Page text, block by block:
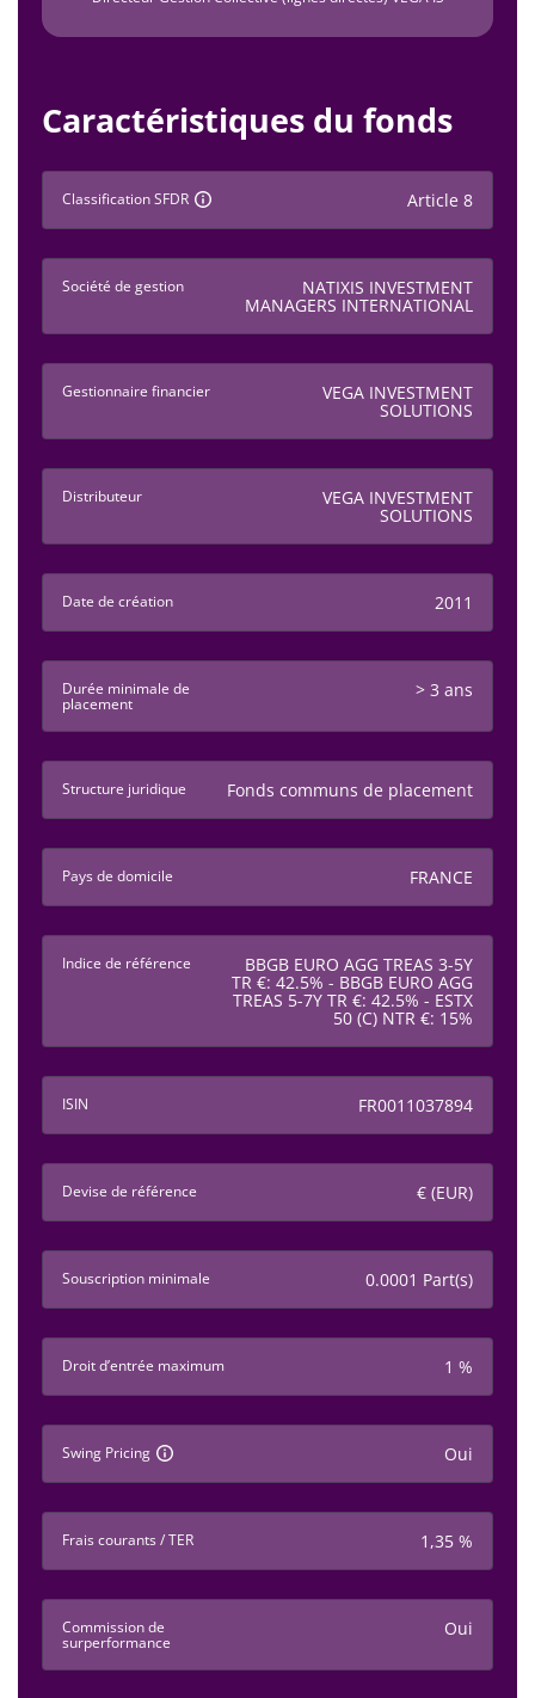
Caractéristiques du fonds
Classification SFDR Article 8
Société de gestion NATIXIS INVESTMENT
MANAGERS INTERNATIONAL
Gestionnaire financier VEGA INVESTMENT
SOLUTIONS
Distributeur VEGA INVESTMENT
SOLUTIONS
Date de création 2011
Durée minimale de
placement
> 3 ans
Structure juridique Fonds communs de placement
Pays de domicile FRANCE
Indice de référence BBGB EURO AGG TREAS 3-5Y
TR €: 42.5% - BBGB EURO AGG
TREAS 5-7Y TR €: 42.5% - ESTX
50 (C) NTR €: 15%
ISIN FR0011037894
Devise de référence € (EUR)
Souscription minimale 0.0001 Part(s)
Droit d’entrée maximum 1 %
Swing Pricing Oui
Frais courants / TER 1,35 %
Commission de
surperformance
Oui